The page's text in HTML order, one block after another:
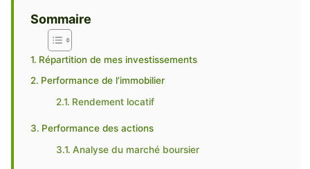
Sommaire
Répartition de mes investissements
Performance de l’immobilier
Rendement locatif
Performance des actions
Analyse du marché boursier